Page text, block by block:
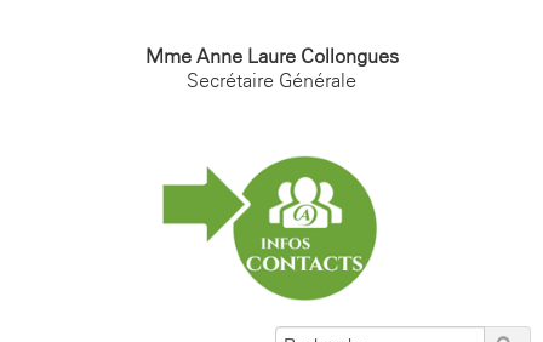
Mme Anne-Laure Collongues
Secrétaire Générale